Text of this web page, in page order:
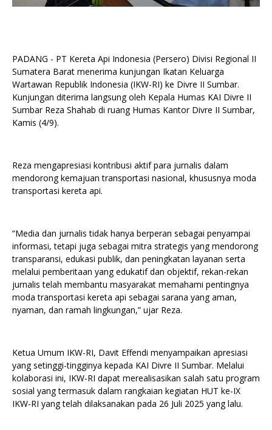
PADANG - PT Kereta Api Indonesia (Persero) Divisi Regional II
Sumatera Barat menerima kunjungan Ikatan Keluarga
Wartawan Republik Indonesia (IKW-RI) ke Divre II Sumbar.
Kunjungan diterima langsung oleh Kepala Humas KAI Divre II
Sumbar Reza Shahab di ruang Humas Kantor Divre II Sumbar,
Kamis (4/9).
Reza mengapresiasi kontribusi aktif para jurnalis dalam
mendorong kemajuan transportasi nasional, khususnya moda
transportasi kereta api.
“Media dan jurnalis tidak hanya berperan sebagai penyampai
informasi, tetapi juga sebagai mitra strategis yang mendorong
transparansi, edukasi publik, dan peningkatan layanan serta
melalui pemberitaan yang edukatif dan objektif, rekan-rekan
jurnalis telah membantu masyarakat memahami pentingnya
moda transportasi kereta api sebagai sarana yang aman,
nyaman, dan ramah lingkungan,” ujar Reza.
Ketua Umum IKW-RI, Davit Effendi menyampaikan apresiasi
yang setinggi-tingginya kepada KAI Divre II Sumbar. Melalui
kolaborasi ini, IKW-RI dapat merealisasikan salah satu program
sosial yang termasuk dalam rangkaian kegiatan HUT ke-IX
IKW-RI yang telah dilaksanakan pada 26 Juli 2025 yang lalu.